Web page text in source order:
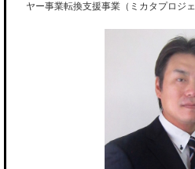
ヤー事業転換支援事業（ミカタプロジ